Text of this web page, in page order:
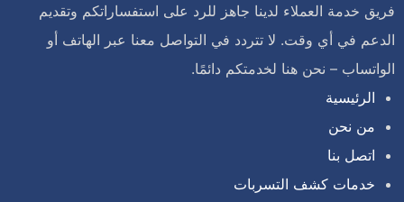
فريق خدمة العملاء لدينا جاهز للرد على استفساراتكم وتقديم
الدعم في أي وقت. لا تتردد في التواصل معنا عبر الهاتف أو
الواتساب – نحن هنا لخدمتكم دائمًا.
الرئيسية
من نحن
اتصل بنا
خدمات كشف التسربات